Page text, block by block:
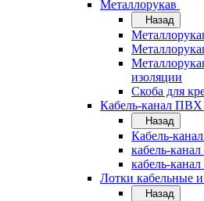
Металлорукав
Назад
изоляции
Скоба для
Кабель-канал ПВХ
Назад
Кабель-
кабель-
кабель-
Лотки кабельные
Назад